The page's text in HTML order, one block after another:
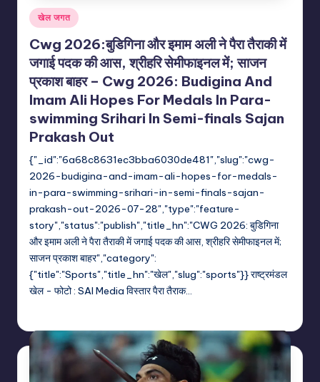
Posted
in
खेल जगत
Cwg 2026:बुडिगिना और इमाम अली ने पैरा तैराकी में
जगाई पदक की आस, श्रीहरि सेमीफाइनल में; साजन
प्रकाश बाहर – Cwg 2026: Budigina And
Imam Ali Hopes For Medals In Para-
swimming Srihari In Semi-finals Sajan
Prakash Out
{"_id":"6a68c8631ec3bba6030de481","slug":"cwg-
2026-budigina-and-imam-ali-hopes-for-medals-
in-para-swimming-srihari-in-semi-finals-sajan-
prakash-out-2026-07-28","type":"feature-
story","status":"publish","title_hn":"CWG 2026: बुडिगिना
और इमाम अली ने पैरा तैराकी में जगाई पदक की आस, श्रीहरि सेमीफाइनल में;
साजन प्रकाश बाहर","category":
{"title":"Sports","title_hn":"खेल","slug":"sports"}} राष्ट्रमंडल
खेल - फोटो : SAI Media विस्तार पैरा तैराक…